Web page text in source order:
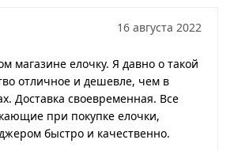
16 августа 2022
магазине елочку. Я давно о такой
отличное и дешевле, чем в
Доставка своевременная. Все
при покупке елочки,
быстро и качественно.